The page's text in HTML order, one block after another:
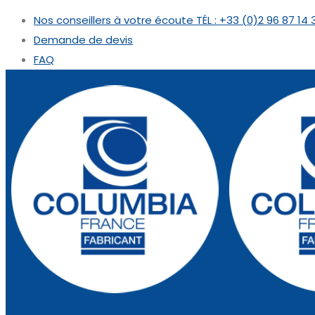
Nos conseillers à votre écoute TÉL : +33 (0)2 96 87 14
Demande de devis
FAQ